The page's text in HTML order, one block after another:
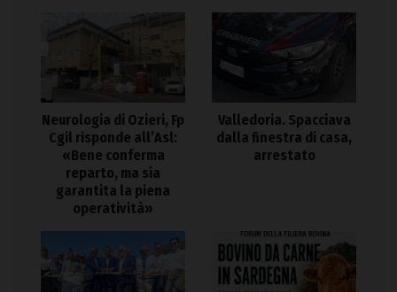
Neurologia di Ozieri, Fp
Cgil risponde all’Asl:
«Bene conferma
reparto, ma sia
garantita la piena
operatività»
Valledoria. Spacciava
dalla finestra di casa,
arrestato